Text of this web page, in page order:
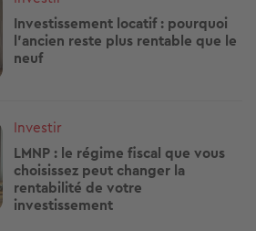
Investissement locatif : pourquoi
l’ancien reste plus rentable que le
neuf
Investir
LMNP : le régime fiscal que vous
choisissez peut changer la
rentabilité de votre
investissement